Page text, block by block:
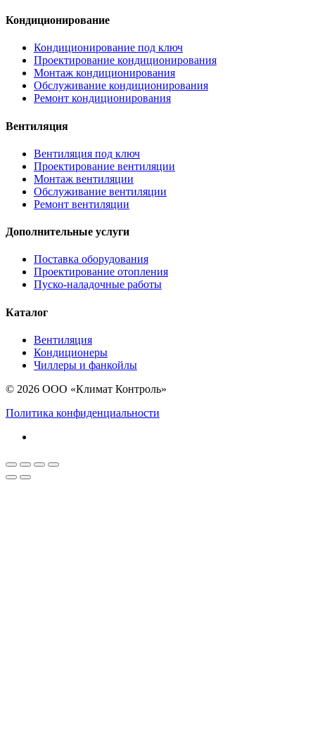
Кондиционирование
Кондиционирование под ключ
Проектирование кондиционирования
Монтаж кондиционирования
Обслуживание кондиционирования
Ремонт кондиционирования
Вентиляция
Вентиляция под ключ
Проектирование вентиляции
Монтаж вентиляции
Обслуживание вентиляции
Ремонт вентиляции
Дополнительные услуги
Поставка оборудования
Проектирование отопления
Пуско-наладочные работы
Каталог
Вентиляция
Кондиционеры
Чиллеры и фанкойлы
© 2026 ООО «Климат Контроль»
Политика конфиденциальности